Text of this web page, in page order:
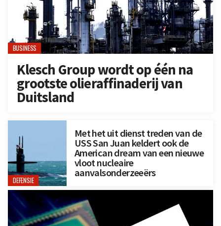
BUSINESS
Klesch Group wordt op één na
grootste olieraffinaderij van
Duitsland
DEFENSIE
Met het uit dienst treden van de
USS San Juan keldert ook de
American dream van een nieuwe
vloot nucleaire
aanvalsonderzeeërs